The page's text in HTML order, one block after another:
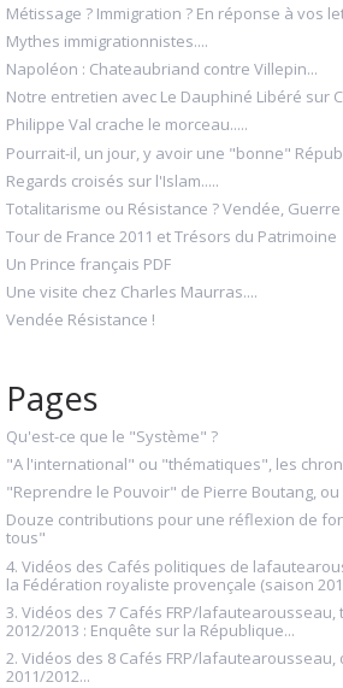
Métissage ? Immigration ? En réponse à vos
Mythes immigrationnistes....
Napoléon : Chateaubriand contre Villepin...
Notre entretien avec Le Dauphiné Libéré sur
Philippe Val crache le morceau.....
Pourrait-il, un jour, y avoir une "bonne"
Regards croisés sur l'Islam.....
Totalitarisme ou Résistance ? Vendée, Guerre
Tour de France 2011 et Trésors du Patrimoine
Un Prince français PDF
Une visite chez Charles Maurras....
Vendée Résistance !
Pages
Qu'est-ce que le "Système" ?
"A l'international" ou "thématiques", les
"Reprendre le Pouvoir" de Pierre Boutang,
Douze contributions pour une réflexion de
tous"
4. Vidéos des Cafés politiques de
la Fédération royaliste provençale (saison
3. Vidéos des 7 Cafés FRP/
2012/2013 : Enquête sur la République...
2. Vidéos des 8 Cafés FRP/
2011/2012...